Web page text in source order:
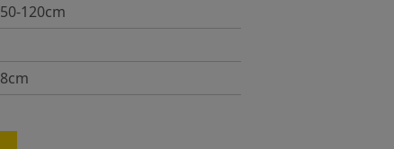
50-120cm
8cm